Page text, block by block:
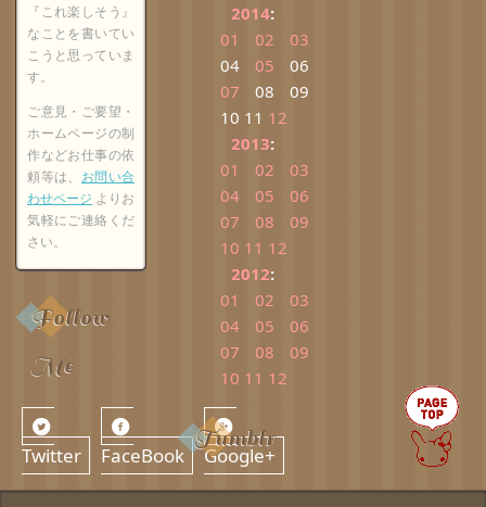
『これ楽しそう』
なことを書いてい
こうと思っていま
す。
ご意見・ご要望・
ホームページの制
作などお仕事の依
頼等は、 お問い合
わせページ よりお
気軽にご連絡くだ
さい。
Follow
Me
Twitter FaceBook Google+
2014:
01
02
03
04
05
06
07
08
09
10 11 12
2013:
01
02
03
04
05
06
07
08
09
10 11 12
2012:
01
02
03
04
05
06
07
08
09
10 11 12
Tumblr